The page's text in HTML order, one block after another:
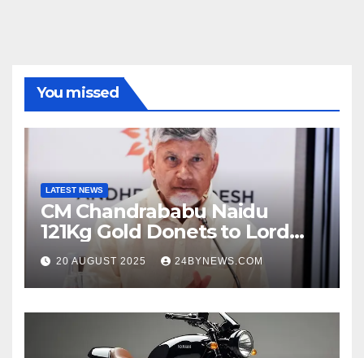
You missed
LATEST NEWS
CM Chandrababu Naidu
121Kg Gold Donets to Lord
Venkateswara TTD
20 AUGUST 2025 24BYNEWS.COM